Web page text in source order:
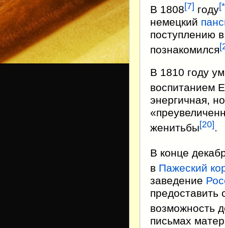
В 1808[7] году[
немецкий
поступлению
познакомился[
В 1810 году
воспитанием
энергичная,
женитьбы[20].
В конце
в Пажеский
заведение
возможность
письмах